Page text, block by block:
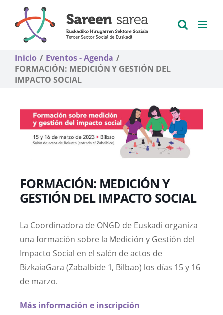
contenido
Inicio
Eventos - Agenda
FORMACIÓN: MEDICIÓN Y GESTIÓN DEL
IMPACTO SOCIAL
FORMACIÓN: MEDICIÓN Y
GESTIÓN DEL IMPACTO SOCIAL
La Coordinadora de ONGD de Euskadi organiza
una formación sobre la Medición y Gestión del
Impacto Social en el salón de actos de
BizkaiaGara (Zabalbide 1, Bilbao) los días 15 y 16
de marzo.
Más información e inscripción